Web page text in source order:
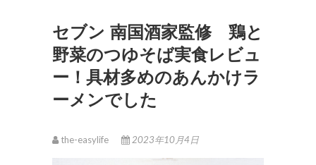
セブン 南国酒家監修 鶏と
野菜のつゆそば実食レビュ
ー！具材多めのあんかけラ
ーメンでした
the-easylife 2023年10月4日